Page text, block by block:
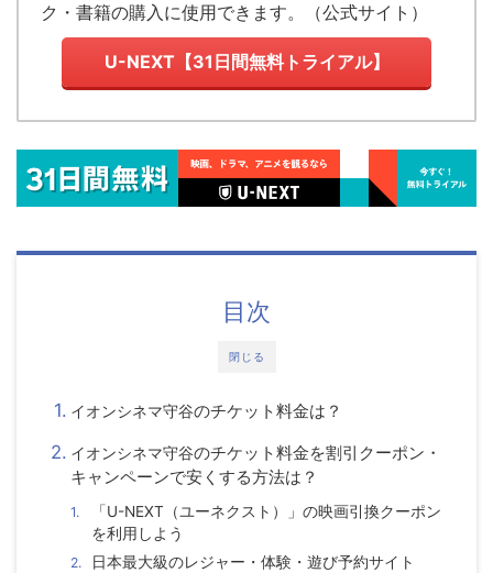
ク・書籍の購入に使用できます。（公式サイト ）
U-NEXT【31日間無料トライアル】
閉じる
目次
イオンシネマ守谷のチケット料金は？
イオンシネマ守谷のチケット料金を割引クーポン・
キャンペーンで安くする方法は？
「U-NEXT（ユーネクスト）」の映画引換クーポン
を利用しよう
日本最大級のレジャー・体験・遊び予約サイト